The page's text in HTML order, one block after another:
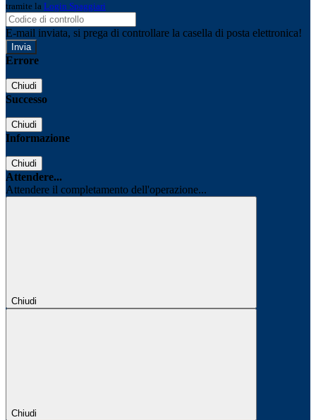
tramite la Login Spaggiari
E-mail inviata, si prega di controllare la casella di posta elettronica!
Errore
Chiudi
Successo
Chiudi
Informazione
Chiudi
Attendere...
Attendere il completamento dell'operazione...
Chiudi
Chiudi